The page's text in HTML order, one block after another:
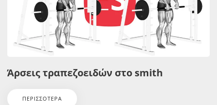
Άρσεις τραπεζοειδών στο smith
ΠΕΡΙΣΣΌΤΕΡΑ